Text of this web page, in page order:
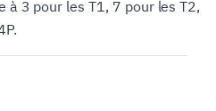
à 3 pour les T1, 7 pour les T2,